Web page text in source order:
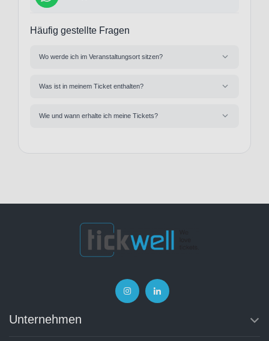
Häufig gestellte Fragen
Wo werde ich im Veranstaltungsort sitzen?
Was ist in meinem Ticket enthalten?
Wie und wann erhalte ich meine Tickets?
Unternehmen